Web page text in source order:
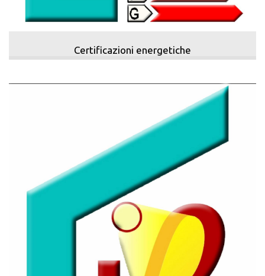
Certificazioni energetiche